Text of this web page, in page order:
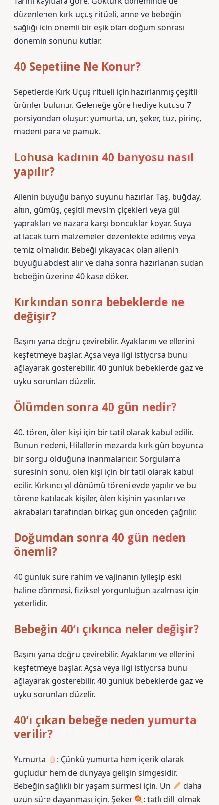
düzenlenen kırk uçuş ritüeli, anne ve bebeğin
sağlığı için önemli bir eşik olan doğum sonrası
dönemin sonunu kutlar.
40 Sepetiine Ne Konur?
Sepetlerde Kırk Uçuş ritüeli için hazırlanmış çeşitli
ürünler bulunur. Geleneğe göre hediye kutusu 7
porsiyondan oluşur: yumurta, un, şeker, tuz, pirinç,
madeni para ve pamuk.
Lohusa kadının 40 banyosu nasıl
yapılır?
Ailenin büyüğü banyo suyunu hazırlar. Taş, buğday,
altın, gümüş, çeşitli mevsim çiçekleri veya gül
yaprakları ve nazara karşı boncuklar koyar. Suya
atılacak tüm malzemeler dezenfekte edilmiş veya
temiz olmalıdır. Bebeği yıkayacak olan ailenin
büyüğü abdest alır ve daha sonra hazırlanan sudan
bebeğin üzerine 40 kase döker.
Kırkından sonra bebeklerde ne
değişir?
Başını yana doğru çevirebilir. Ayaklarını ve ellerini
keşfetmeye başlar. Açsa veya ilgi istiyorsa bunu
ağlayarak gösterebilir. 40 günlük bebeklerde gaz ve
uyku sorunları düzelir.
Ölümden sonra 40 gün nedir?
40. tören, ölen kişi için bir tatil olarak kabul edilir.
Bunun nedeni, Hilallerin mezarda kırk gün boyunca
bir sorgu olduğuna inanmalarıdır. Sorgulama
süresinin sonu, ölen kişi için bir tatil olarak kabul
edilir. Kırkıncı yıl dönümü töreni evde yapılır ve bu
törene katılacak kişiler, ölen kişinin yakınları ve
akrabaları tarafından birkaç gün önceden çağrılır.
Doğumdan sonra 40 gün neden
önemli?
40 günlük süre rahim ve vajinanın iyileşip eski
haline dönmesi, fiziksel yorgunluğun azalması için
yeterlidir.
Bebeğin 40’ı çıkınca neler değişir?
Başını yana doğru çevirebilir. Ayaklarını ve ellerini
keşfetmeye başlar. Açsa veya ilgi istiyorsa bunu
ağlayarak gösterebilir. 40 günlük bebeklerde gaz ve
uyku sorunları düzelir.
40’ı çıkan bebeğe neden yumurta
verilir?
Yumurta
: Çünkü yumurta hem içerik olarak
güçlüdür hem de dünyaya gelişin simgesidir.
Bebeğin sağlıklı bir yaşam sürmesi için. Un
daha
uzun süre dayanması için. Şeker
: tatlı dilli olmak